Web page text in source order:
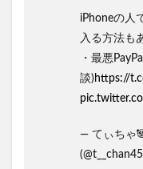
iPhoneの人
入る方法も
・最悪
談)https://
— てぃちゃ